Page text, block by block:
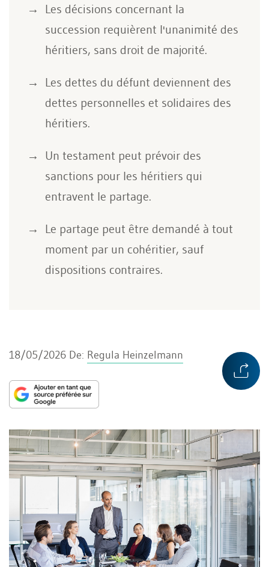
Les décisions concernant la
succession requièrent l'unanimité des
héritiers, sans droit de majorité.
Les dettes du défunt deviennent des
dettes personnelles et solidaires des
héritiers.
Un testament peut prévoir des
sanctions pour les héritiers qui
entravent le partage.
Le partage peut être demandé à tout
moment par un cohéritier, sauf
dispositions contraires.
18/05/2026 De: Regula Heinzelmann